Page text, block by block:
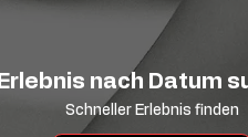
Erlebnis nach Datum
Schneller Erlebnis finden